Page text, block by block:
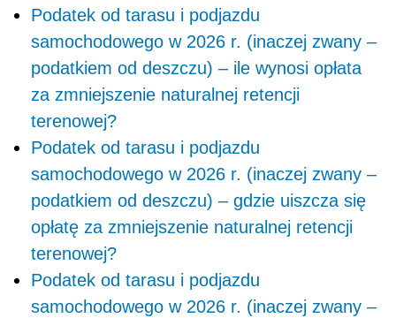
Podatek od tarasu i podjazdu
samochodowego w 2026 r. (inaczej zwany –
podatkiem od deszczu) – ile wynosi opłata
za zmniejszenie naturalnej retencji
terenowej?
Podatek od tarasu i podjazdu
samochodowego w 2026 r. (inaczej zwany –
podatkiem od deszczu) – gdzie uiszcza się
opłatę za zmniejszenie naturalnej retencji
terenowej?
Podatek od tarasu i podjazdu
samochodowego w 2026 r. (inaczej zwany –